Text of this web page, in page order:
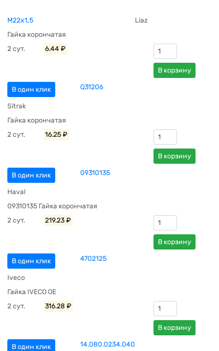
М22х1,5
Liaz
Гайка корончатая
2 сут.
6.44 ₽
В корзину
В один клик Q31206
Sitrak
Гайка корончатая
2 сут.
16.25 ₽
В корзину
В один клик 09310135
Haval
09310135 Гайка корончатая
2 сут.
219.23 ₽
В корзину
В один клик 4702125
Iveco
Гайка IVECO OE
2 сут.
316.28 ₽
В корзину
В один клик 14.080.0234.040